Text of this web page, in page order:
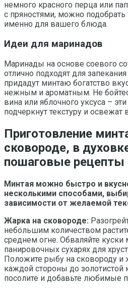
немного красного перца или
с пряностями, можно
именно для вашего блюда.
Идеи для маринадов
Маринады на основе соевого
отлично подходят для
придадут минтаю богатство
нежным и ароматным. Не
вина или яблочного уксуса –
подчеркнут текстуру и освежат
Приготовление
сковороде, в
пошаговые рецепты
Минтая можно быстро и
несколькими способами,
зависимости от желаемой
Жарка на сковороде:
небольшим количеством
среднем огне. Обваляйте куски
панировочных сухарях для
Положите рыбу на сковороду и
каждой стороны до золотистой
посолите и добавьте любимые